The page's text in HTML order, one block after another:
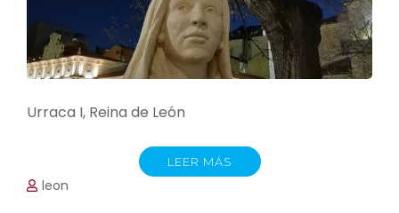
Urraca I, Reina de León
LEER MÁS
leon